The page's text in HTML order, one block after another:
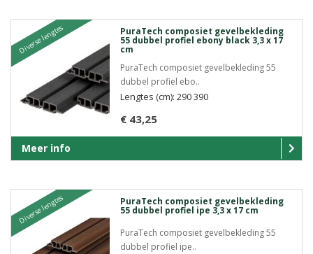
Diverse lengtes PuraTech composiet gevelbekleding
55 dubbel profiel ebony black 3,3 x 17
cm
PuraTech composiet gevelbekleding 55
dubbel profiel ebo..
€ 43,25
Lengtes (cm): 290 390
Meer info
Diverse lengtes PuraTech composiet gevelbekleding
55 dubbel profiel ipe 3,3 x 17 cm
PuraTech composiet gevelbekleding 55
dubbel profiel ipe..